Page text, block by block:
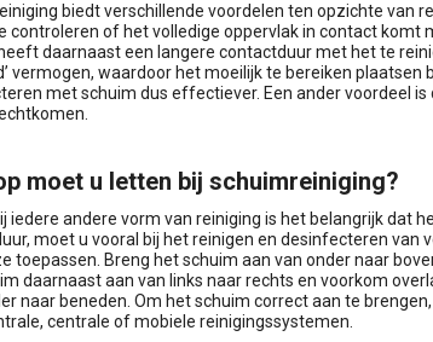
biedt verschillende voordelen ten opzichte van
controleren of het volledige oppervlak in contact
daarnaast een langere contactduur met het te
vermogen, waardoor het moeilijk te bereiken
met schuim dus effectiever. Een ander voordeel is
moet u letten bij schuimreiniging?
iedere andere vorm van reiniging is het belangrijk dat
moet u vooral bij het reinigen en desinfecteren
toepassen. Breng het schuim aan van onder naar
daarnaast aan van links naar rechts en voorkom
naar beneden. Om het schuim correct aan te
centrale of mobiele reinigingssystemen.